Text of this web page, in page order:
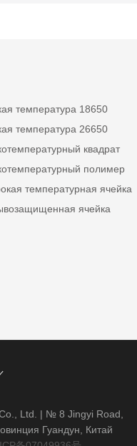
температура 18650
температура 26650
квадрат
полимер
температурная ячейка
ячейка
Ltd. | № 8 Jingyi Road,
Гуандун, Китай